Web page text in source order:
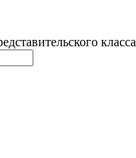
класса